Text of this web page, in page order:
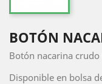
BOTÓN
Botón nacarina
Disponible en bolsa